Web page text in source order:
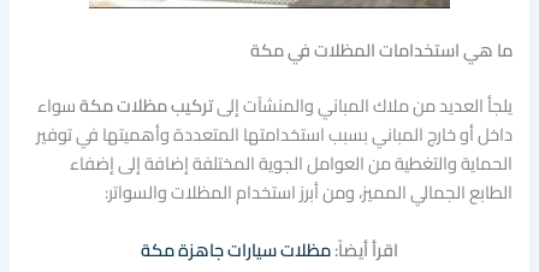
ما هي استخدامات المظلات في مكة
يلجأ العديد من ملاك المباني والمنشآت إلىتركيب مظلات مكةسواء
داخل أو خارج المباني بسبب استخدامتها المتعددة وأهميتها في توفير
الحماية والتغطية من العوامل الجوية المختلفة إضافة إلى إضفاء
الطابع الجمالي المميز، ومن أبرز استخدام المظلات والسواتر:
اقرأ أيضاً:مظلات سيارات جاهزة مكة